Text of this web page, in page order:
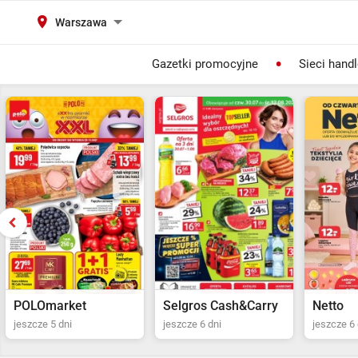
Warszawa
Gazetki promocyjne Sieci
Selgros Cash&Carry
jeszcze 6 dni
Netto
jeszcze 6 dni jeszcze 5